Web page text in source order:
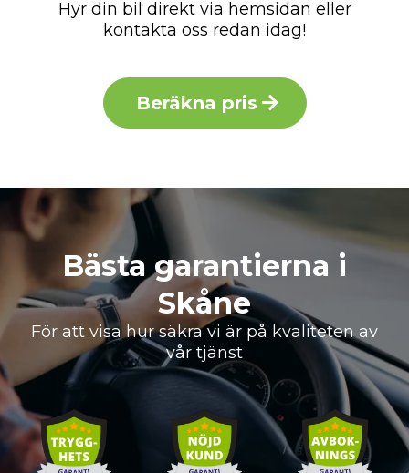
Hyr din bil direkt via hemsidan eller
kontakta oss redan idag!
Beräkna pris
Bästa garantierna i
Skåne
För att visa hur säkra vi är på kvaliteten av
vår tjänst